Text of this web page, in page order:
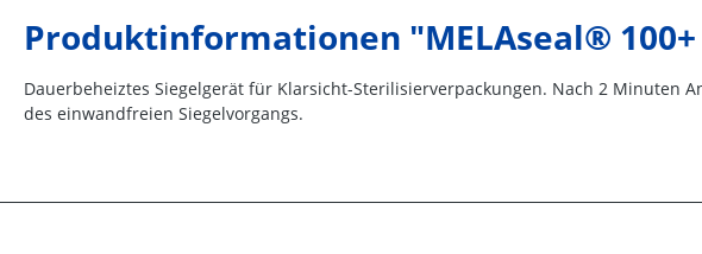
Produktinformationen "MELAseal®
Dauerbeheiztes Siegelgerät für Klarsicht-Sterilisierverpackungen. Nach 2 Minuten
des einwandfreien Siegelvorgangs.